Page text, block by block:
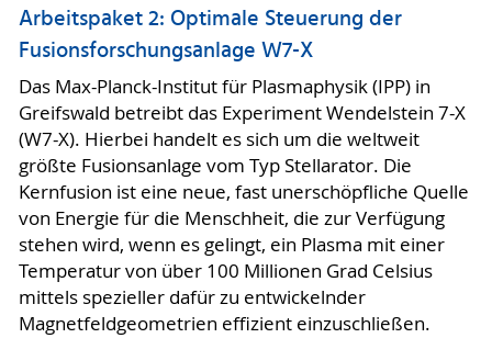
Arbeitspaket 2: Optimale Steuerung der
Fusionsforschungsanlage W7-X
Das Max-Planck-Institut für Plasmaphysik (IPP) in
Greifswald betreibt das Experiment Wendelstein 7-X
(W7-X). Hierbei handelt es sich um die weltweit
größte Fusionsanlage vom Typ Stellarator. Die
Kernfusion ist eine neue, fast unerschöpfliche Quelle
von Energie für die Menschheit, die zur Verfügung
stehen wird, wenn es gelingt, ein Plasma mit einer
Temperatur von über 100 Millionen Grad Celsius
mittels spezieller dafür zu entwickelnder
Magnetfeldgeometrien effizient einzuschließen.